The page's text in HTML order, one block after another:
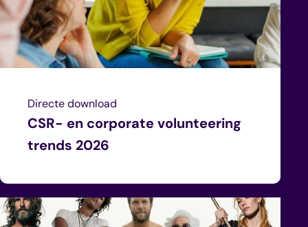
Directe download
CSR- en corporate volunteering
trends 2026